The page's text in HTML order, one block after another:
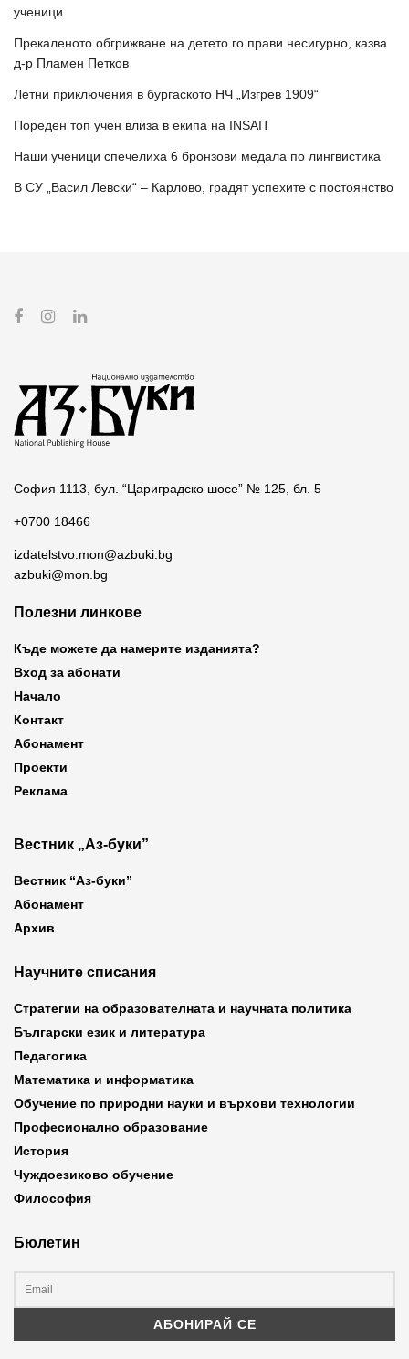
ученици
Прекаленото обгрижване на детето го прави несигурно, казва
д-р Пламен Петков
Летни приключения в бургаското НЧ „Изгрев 1909“
Пореден топ учен влиза в екипа на INSAIT
Наши ученици спечелиха 6 бронзови медала по лингвистика
В СУ „Васил Левски“ – Карлово, градят успехите с постоянство
София 1113, бул. “Цариградско шосе” № 125, бл. 5
+0700 18466
izdatelstvo.mon@azbuki.bg
azbuki@mon.bg
Полезни линкове
Къде можете да намерите изданията?
Вход за абонати
Начало
Контакт
Абонамент
Проекти
Реклама
Вестник „Аз-буки”
Вестник “Аз-буки”
Абонамент
Архив
Научните списания
Стратегии на образователната и научната политика
Български език и литература
Педагогика
Математика и информатика
Обучение по природни науки и върхови технологии
Професионално образование
История
Чуждоезиково обучение
Философия
Бюлетин